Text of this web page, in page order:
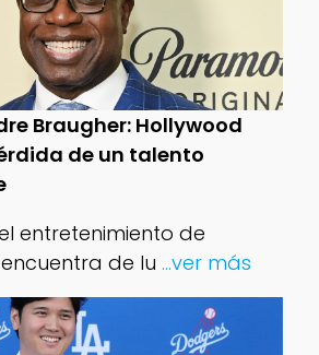
Braugher: Hollywood
de un talento
entretenimiento de
de lu ...ver más